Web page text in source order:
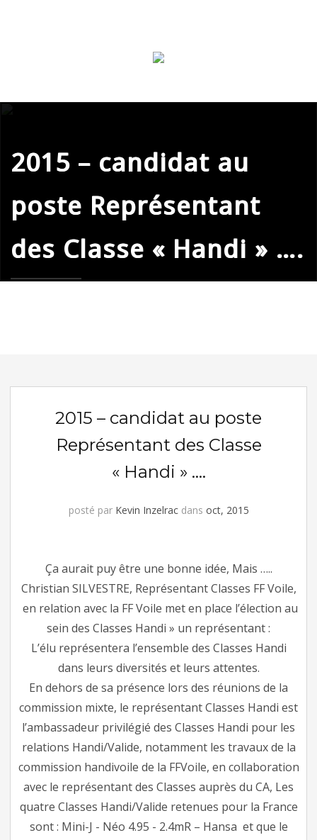
2015 – candidat au
poste Représentant
des Classe « Handi » ….
2015 – candidat au poste
Représentant des Classe
« Handi » ….
posté par Kevin Inzelracdans oct, 2015
Ça aurait puy être une bonne idée, Mais …..
Christian SILVESTRE, Représentant Classes FF Voile,
en relation avec la FF Voile met en place l’élection au
sein des Classes Handi » un représentant :
L’élu représentera l’ensemble des Classes Handi
dans leurs diversités et leurs attentes.
En dehors de sa présence lors des réunions de la
commission mixte, le représentant Classes Handi est
l’ambassadeur privilégié des Classes Handi pour les
relations Handi/Valide, notamment les travaux de la
commission handivoile de la FFVoile, en collaboration
avec le représentant des Classes auprès du CA, Les
quatre Classes Handi/Valide retenues pour la France
sont : Mini-J - Néo 4.95 - 2.4mR – Hansa et que le